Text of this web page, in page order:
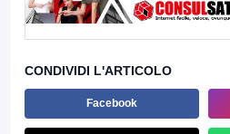
CONDIVIDI L'ARTICOLO
Facebook